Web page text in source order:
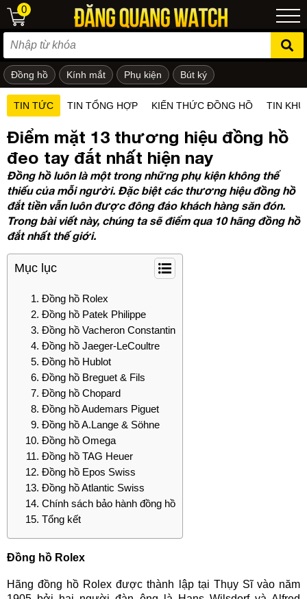
em
0
Đồng hồ Kính mắt Phụ kiện Bút ký
TIN TỨC TIN TỔNG HỢP KIẾN THỨC ĐỒNG HỒ TIN
Điểm mặt 13 thương hiệu đồng hồ
đeo tay đắt nhất hiện nay
Đồng hồ luôn là một trong những phụ kiện không thể
thiếu của mỗi người. Đặc biệt các thương hiệu đồng hồ
đắt tiền vẫn luôn được đông đảo khách hàng săn đón.
Trong bài viết này, chúng ta sẽ điểm qua 10 hãng đồng hồ
đắt nhất thế giới.
Mục lục
Đồng hồ Rolex
Đồng hồ Patek Philippe
Đồng hồ Vacheron Constantin
Đồng hồ Jaeger-LeCoultre
Đồng hồ Hublot
Đồng hồ Breguet & Fils
Đồng hồ Chopard
Đồng hồ Audemars Piguet
Đồng hồ A.Lange & Söhne
Đồng hồ Omega
Đồng hồ TAG Heuer
Đồng hồ Epos Swiss
Đồng hồ Atlantic Swiss
Chính sách bảo hành đồng hồ
Tổng kết
Đồng hồ Rolex
Hãng đồng hồ Rolex được thành lập tại Thụy Sĩ vào năm